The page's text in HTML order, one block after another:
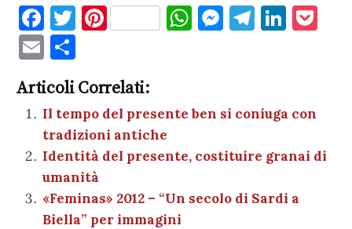
F
a
c
e
b
o
o
k
T
te
r
Pi
es
t
W
A
p
M
g
er
T
a
m
Li
dI
E
m
ai
l
n
di
vi
di
Articoli Correlati:
Il tempo del presente ben si coniuga con
tradizioni antiche
Identità del presente, costituire granai di
umanità
«Feminas» 2012 – “Un secolo di Sardi a
Biella” per immagini